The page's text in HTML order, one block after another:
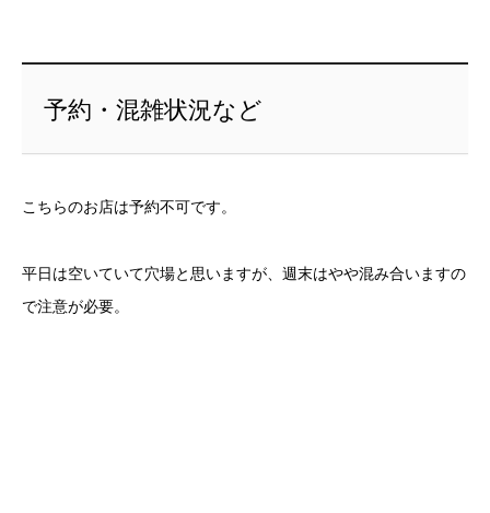
予約・混雑状況など
こちらのお店は予約不可です。
平日は空いていて穴場と思いますが、週末はやや混み合いますの
で注意が必要。